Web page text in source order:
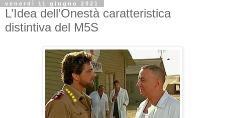
venerdì 11 giugno 2021
L’Idea dell’Onestà caratteristica
distintiva del M5S